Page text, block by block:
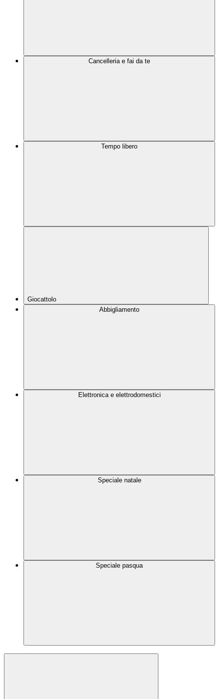
Cancelleria e fai da te
Tempo libero
Giocattolo
Abbigliamento
Elettronica e elettrodomestici
Speciale natale
Speciale pasqua